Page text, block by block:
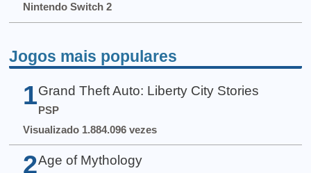
Nintendo Switch 2
Jogos mais populares
1 Grand Theft Auto: Liberty City Stories
PSP
Visualizado 1.884.096 vezes
2 Age of Mythology